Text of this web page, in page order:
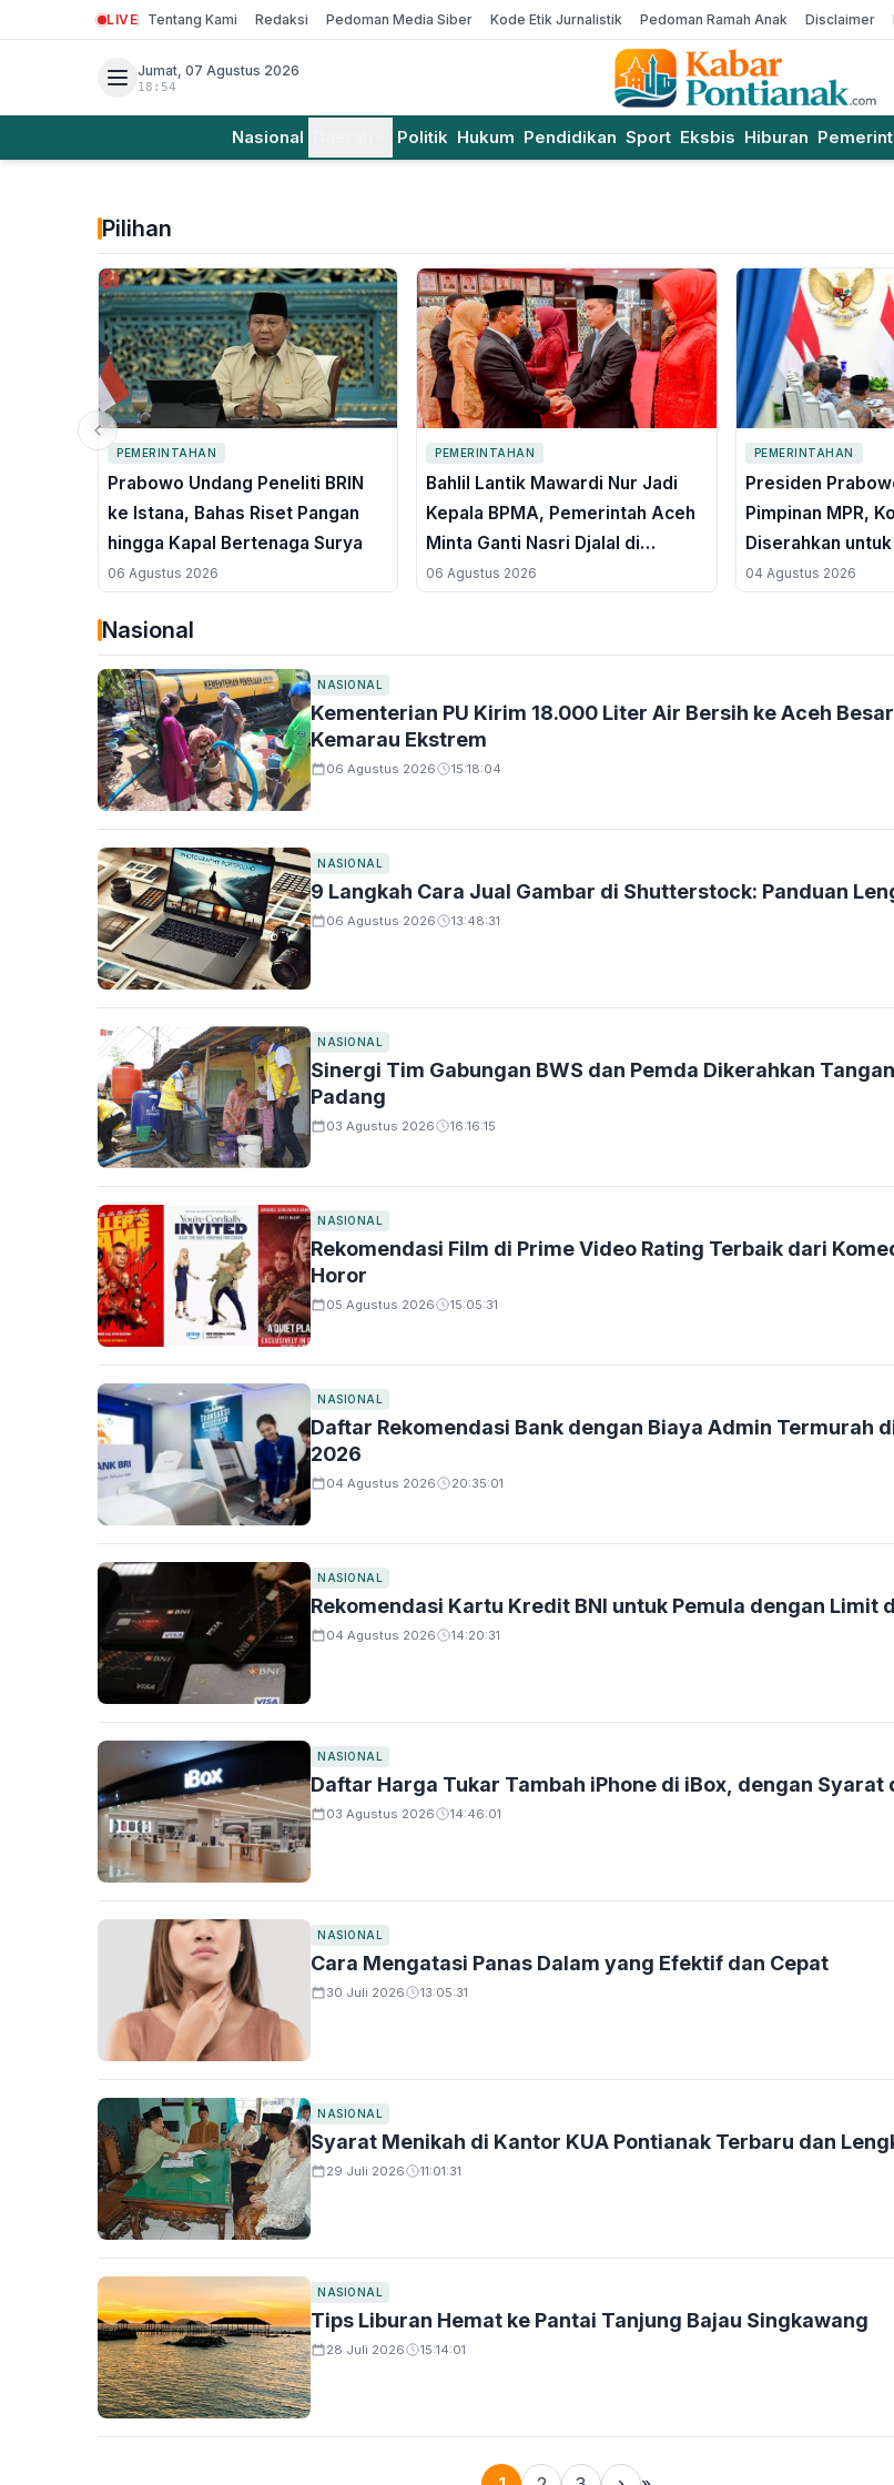
LIVE Tentang Kami Redaksi Pedoman Media Siber Kode Etik Jurnalistik Pedoman Ramah Anak Disclaimer
Jumat, 07 Agustus 2026
18:54
Nasional Politik Hukum Pendidikan Sport Eksbis Hiburan
Pilihan
PEMERINTAHAN
Prabowo Undang Peneliti BRIN
ke Istana, Bahas Riset Pangan
hingga Kapal Bertenaga Surya
06 Agustus 2026
PEMERINTAHAN
Bahlil Lantik Mawardi Nur Jadi
Kepala BPMA, Pemerintah Aceh
Minta Ganti Nasri Djalal di
Tengah Polemik Blok Andaman
06 Agustus 2026
PEMERINTAHAN
Presiden
Pimpinan MPR,
Diserahkan
Pembangunan
04 Agustus 2026
Nasional
NASIONAL
Kementerian PU Kirim 18.000 Liter Air Bersih ke Aceh
Kemarau Ekstrem
06 Agustus 2026 15:18:04
NASIONAL
9 Langkah Cara Jual Gambar di Shutterstock: Panduan
06 Agustus 2026 13:48:31
NASIONAL
Sinergi Tim Gabungan BWS dan Pemda Dikerahkan
Padang
03 Agustus 2026 16:16:15
NASIONAL
Rekomendasi Film di Prime Video Rating Terbaik dari
Horor
05 Agustus 2026 15:05:31
NASIONAL
Daftar Rekomendasi Bank dengan Biaya Admin Termurah
2026
04 Agustus 2026 20:35:01
NASIONAL
Rekomendasi Kartu Kredit BNI untuk Pemula dengan Limit
04 Agustus 2026 14:20:31
NASIONAL
Daftar Harga Tukar Tambah iPhone di iBox, dengan Syarat
03 Agustus 2026 14:46:01
NASIONAL
Cara Mengatasi Panas Dalam yang Efektif dan Cepat
30 Juli 2026 13:05:31
NASIONAL
Syarat Menikah di Kantor KUA Pontianak Terbaru dan
29 Juli 2026 11:01:31
NASIONAL
Tips Liburan Hemat ke Pantai Tanjung Bajau Singkawang
28 Juli 2026 15:14:01